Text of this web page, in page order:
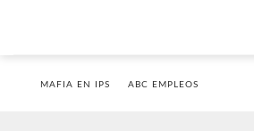
MAFIA EN IPS ABC EMPLEOS